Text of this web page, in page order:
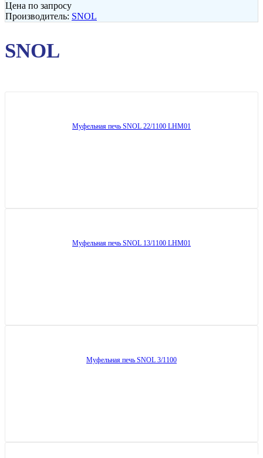
Цена по запросу
Производитель: SNOL
SNOL
Муфельная печь SNOL 22/1100 LHM01
Муфельная печь SNOL 13/1100 LHM01
Муфельная печь SNOL 3/1100